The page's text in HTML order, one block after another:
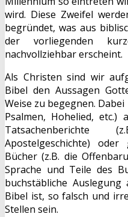
wird. Diese Zweifel
begründet, was aus
der vorliegenden
nachvollziehbar erscheint.
Als Christen sind wir
Bibel den Aussagen
Weise zu begegnen.
Psalmen, Hohelied, etc.)
Tatsachenberichte
Apostelgeschichte)
Bücher (z.B. die
Sprache und Teile des
buchstäbliche
Bibel ist, so falsch und
Stellen sein.